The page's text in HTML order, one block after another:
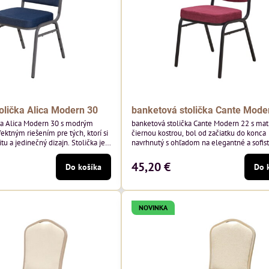
Alica Modern 30
Alica Modern 30 s modrým
riešením pre tých, ktorí si
a jedinečný dizajn. Stolička je
vysoko kvalitného modrého
od poľského výrobcu Davis
390 g/m², čo zaručuje
Do košíka
banketová stolička Cante
banketová stolička Cante Modern 22 s
čiernou kostrou, bol od začiatku do konca
navrhnutý s ohľadom na elegantné a
priestory pre pohostinstvá. Má matný
bordová zamatové čalúnenie Soro 68 od
značky Davis – bordový odtieň s mäkkým
zamatovým povrchom. Stolička
dizajn s modernou funkčnosťou. Je
pohodlná a pripravená na každodenné...
45,20 € Do
NOVINKA